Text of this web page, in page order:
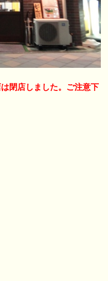
閉店しました。ご注意下